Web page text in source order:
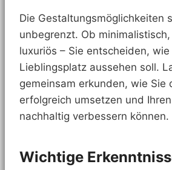
Die Gestaltungsmöglichkeiten
unbegrenzt. Ob
luxuriös – Sie entscheiden,
Lieblingsplatz aussehen soll.
gemeinsam erkunden, wie Sie
erfolgreich umsetzen und
nachhaltig verbessern können.
Wichtige